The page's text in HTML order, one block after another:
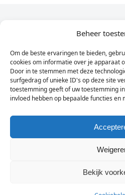
Beheer
Om de beste ervaringen te bieden,
cookies om informatie over je apparaat
Door in te stemmen met deze
surfgedrag of unieke ID's op deze site
toestemming geeft of uw toestemming
invloed hebben op bepaalde functies en
Bekijk
Dagelijks het laatste
Vul
hier
je
e-
mailadres
in
Sign